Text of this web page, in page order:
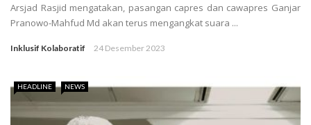
Arsjad Rasjid mengatakan, pasangan capres dan cawapres Ganjar
Pranowo-Mahfud Md akan terus mengangkat suara ...
Inklusif Kolaboratif 24 Desember 2023
HEADLINE NEWS